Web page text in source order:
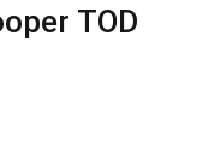
TOD